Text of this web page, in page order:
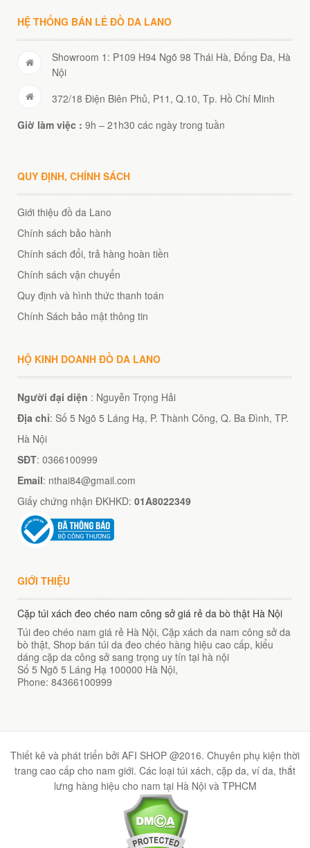
HỆ THỐNG BÁN LẺ ĐỒ DA LANO
Showroom 1: P109 H94 Ngõ 98 Thái Hà, Đống Đa, Hà
Nội
372/18 Điện Biên Phủ, P11, Q.10, Tp. Hồ Chí Minh
Giờ làm việc : 9h – 21h30 các ngày trong tuần
QUY ĐỊNH, CHÍNH SÁCH
Giới thiệu đồ da Lano
Chính sách bảo hành
Chính sách đổi, trả hàng hoàn tiền
Chính sách vận chuyển
Quy định và hình thức thanh toán
Chính Sách bảo mật thông tin
HỘ KINH DOANH ĐỒ DA LANO
Người đại diện : Nguyễn Trọng Hải
Địa chỉ: Số 5 Ngõ 5 Láng Hạ, P. Thành Công, Q. Ba Đình, TP.
Hà Nội
SĐT: 0366100999
Email: nthai84@gmail.com
Giấy chứng nhận ĐKHKD: 01A8022349
GIỚI THIỆU
Cặp túi xách đeo chéo nam công sở giá rẻ da bò thật Hà Nội
Túi đeo chéo nam giá rẻ Hà Nội, Cặp xách da nam công sở da
bò thật, Shop bán túi da đeo chéo hàng hiệu cao cấp, kiểu
dáng cặp da công sở sang trọng uy tín tại hà nội
Số 5 Ngõ 5 Láng Hạ 100000 Hà Nội,
Phone: 84366100999
Thiết kê và phát triển bởi AFI SHOP @2016. Chuyên phụ kiện thời
trang cao cấp cho nam giới. Các loại túi xách, cặp da, ví da, thắt
lưng hàng hiệu cho nam tại Hà Nội và TPHCM